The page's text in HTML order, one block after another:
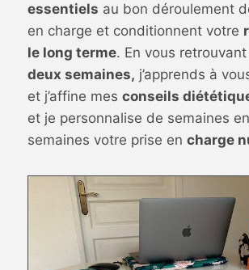
essentiels au bon déroulement
en charge et conditionnent votre
le long terme. En vous
deux semaines, j’apprends à
et j’affine mes conseils
et je personnalise de semaines en
semaines votre prise en charge